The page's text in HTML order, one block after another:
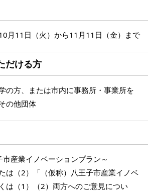
月11日（火）から11月11日（金）まで
だける方
の方、または市内に事務所・事業所を
の他団体
産業イノベーションプラン～
は（2）「（仮称）八王子市産業イノベ
は（1）（2）両方へのご意見につい